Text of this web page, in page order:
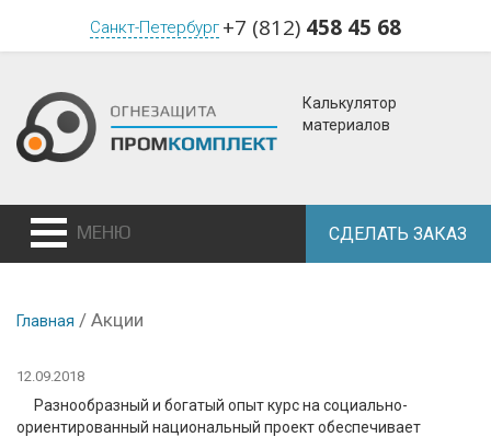
Санкт-Петербург +7 (812) 458 45 68
Калькулятор
материалов
МЕНЮ СДЕЛАТЬ ЗАКАЗ
Главная / Акции
12.09.2018
Разнообразный и богатый опыт курс на социально-
ориентированный национальный проект обеспечивает